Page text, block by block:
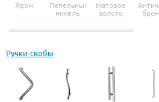
Хром
Пепельный
никель
Матовое
золото
Ручки-скобы